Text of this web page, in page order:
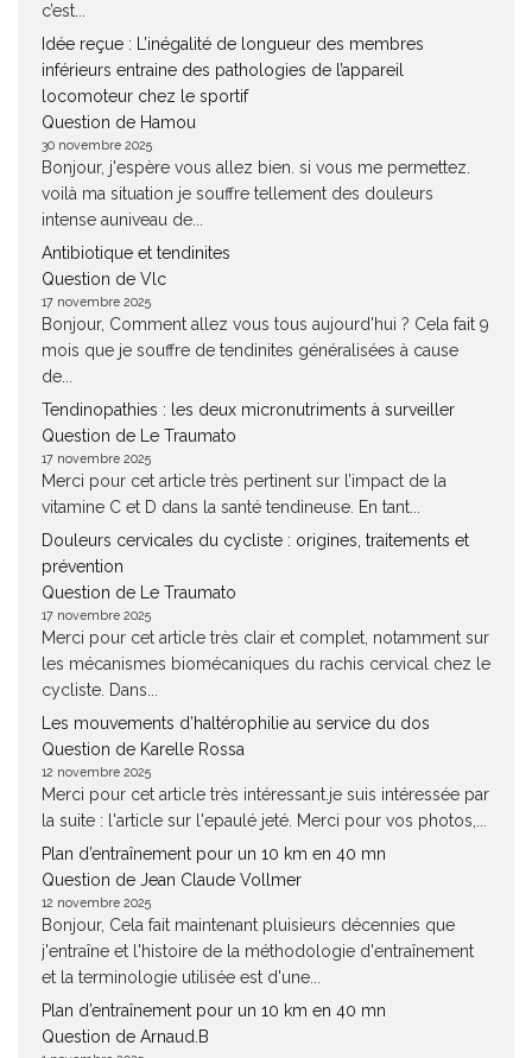
c’est...
Idée reçue : L’inégalité de longueur des membres
inférieurs entraine des pathologies de l’appareil
locomoteur chez le sportif
Question de Hamou
30 novembre 2025
Bonjour, j'espère vous allez bien. si vous me permettez.
voilà ma situation je souffre tellement des douleurs
intense auniveau de...
Antibiotique et tendinites
Question de Vlc
17 novembre 2025
Bonjour, Comment allez vous tous aujourd'hui ? Cela fait 9
mois que je souffre de tendinites généralisées à cause
de...
Tendinopathies : les deux micronutriments à surveiller
Question de Le Traumato
17 novembre 2025
Merci pour cet article très pertinent sur l’impact de la
vitamine C et D dans la santé tendineuse. En tant...
Douleurs cervicales du cycliste : origines, traitements et
prévention
Question de Le Traumato
17 novembre 2025
Merci pour cet article très clair et complet, notamment sur
les mécanismes biomécaniques du rachis cervical chez le
cycliste. Dans...
Les mouvements d’haltérophilie au service du dos
Question de Karelle Rossa
12 novembre 2025
Merci pour cet article très intéressant.je suis intéressée par
la suite : l'article sur l'epaulé jeté. Merci pour vos photos,...
Plan d’entraînement pour un 10 km en 40 mn
Question de Jean Claude Vollmer
12 novembre 2025
Bonjour, Cela fait maintenant pluisieurs décennies que
j'entraîne et l'histoire de la méthodologie d'entraînement
et la terminologie utilisée est d'une...
Plan d’entraînement pour un 10 km en 40 mn
Question de Arnaud.B